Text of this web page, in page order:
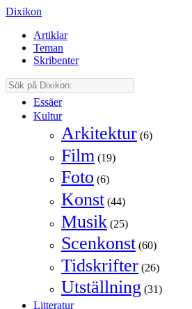
Dixikon
Artiklar
Teman
Skribenter
Essäer
Kultur
Arkitektur (6)
Film (19)
Foto (6)
Konst (44)
Musik (25)
Scenkonst (60)
Tidskrifter (26)
Utställning (31)
Litteratur